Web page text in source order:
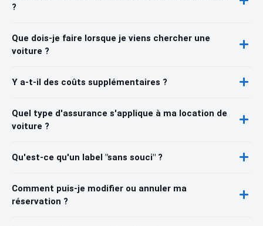
?
Que dois-je faire lorsque je viens chercher une
voiture ?
Y a-t-il des coûts supplémentaires ?
Quel type d'assurance s'applique à ma location de
voiture ?
Qu'est-ce qu'un label "sans souci" ?
Comment puis-je modifier ou annuler ma
réservation ?